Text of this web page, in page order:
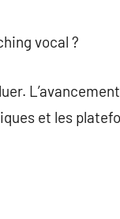
vocal ?
et les